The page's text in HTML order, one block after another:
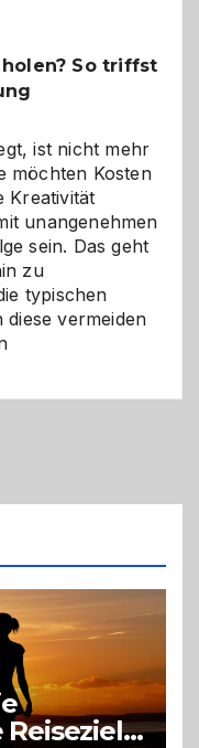
So triffst
ist nicht mehr
möchten Kosten
Kreativität
unangenehmen
sein. Das geht
zu
typischen
vermeiden